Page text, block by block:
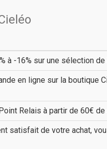
à -16% sur une sélection
en ligne sur la boutique
Relais à partir de 60€
satisfait de votre achat,